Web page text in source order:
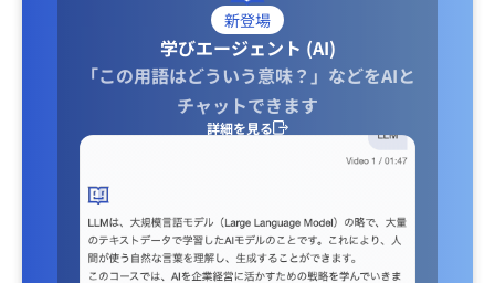
新登場
学びエージェント (AI)
「この用語はどういう意味？」などをAIと
チャットできます
詳細を見る